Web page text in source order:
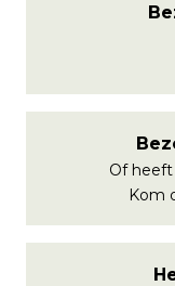
Of heeft
Kom